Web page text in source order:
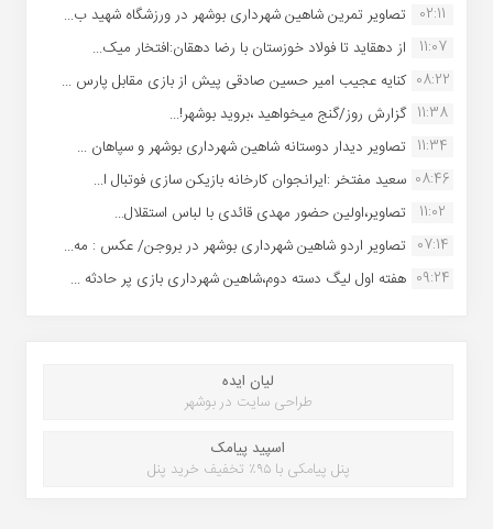
02:11
تصاویر تمرین شاهین شهردارى بوشهر در ورزشگاه شهید ب...
11:07
از دهقاید تا فولاد خوزستان با رضا دهقان:افتخار میک...
08:22 کنایه عجیب امیر حسین صادقی پیش از بازی مقابل پارس ...
11:38 گزارش روز/گنج میخواهید ،بروید بوشهر!...
11:34 تصاویر دیدار دوستانه شاهین شهردارى بوشهر و سپاهان ...
08:46 سعید مفتخر :ایرانجوان کارخانه بازیکن سازی فوتبال ا...
11:02
تصاویر،اولین حضور مهدی قائدی با لباس استقلال...
07:14 تصاویر اردو شاهین شهرداری بوشهر در بروجن/ عکس : مه...
09:24 هفته اول لیگ دسته دوم،شاهین شهرداری بازی پر حادثه ...
لیان ایده
طراحی سایت در بوشهر
اسپید پیامک
پنل پیامکی با ۹۵٪ تخفیف خرید پنل